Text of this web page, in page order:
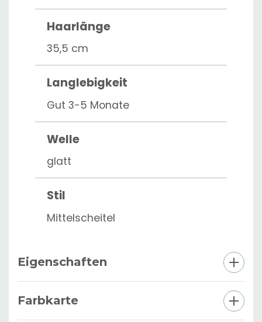
Haarlänge
35,5 cm
Langlebigkeit
Gut 3-5 Monate
Welle
glatt
Stil
Mittelscheitel
Eigenschaften
Farbkarte